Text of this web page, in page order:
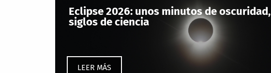
Eclipse 2026: unos minutos de oscuridad,
siglos de ciencia
LEER MÁS